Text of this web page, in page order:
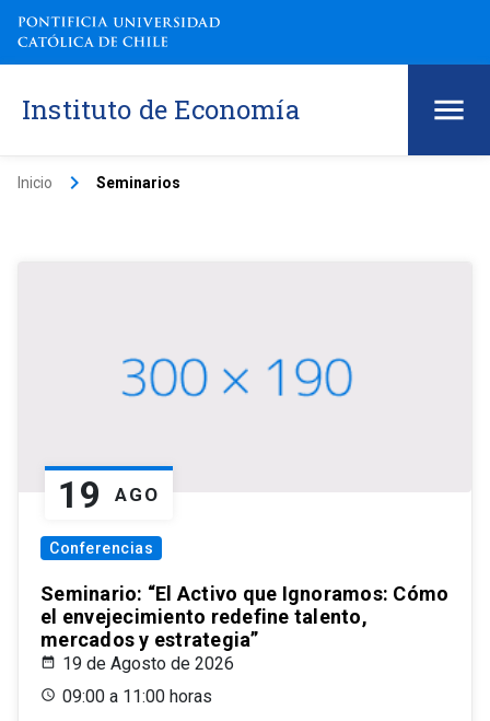
Instituto de Economía
Inicio keyboard_arrow_right Seminarios
19 AGO
Conferencias
Seminario: “El Activo que Ignoramos: Cómo
el envejecimiento redefine talento,
mercados y estrategia”
19 de Agosto de 2026
09:00 a 11:00 horas